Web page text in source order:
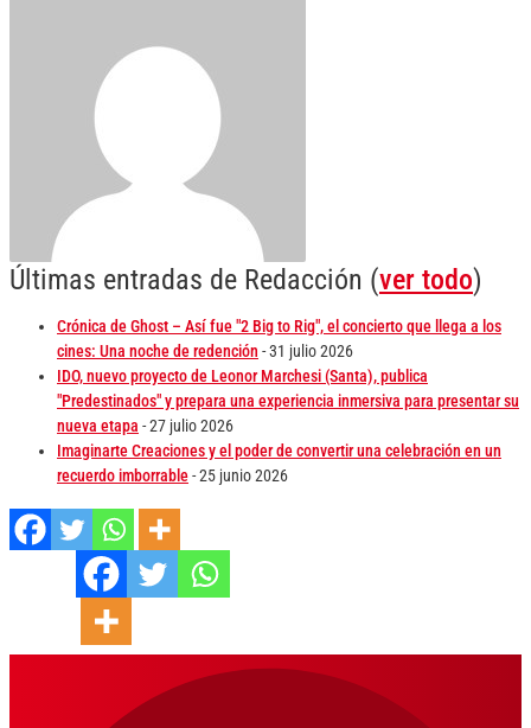
Últimas entradas de Redacción (ver todo)
Crónica de Ghost – Así fue "2 Big to Rig", el concierto que llega a los
cines: Una noche de redención - 31 julio 2026
IDO, nuevo proyecto de Leonor Marchesi (Santa), publica
"Predestinados" y prepara una experiencia inmersiva para presentar su
nueva etapa - 27 julio 2026
Imaginarte Creaciones y el poder de convertir una celebración en un
recuerdo imborrable- 25 junio 2026